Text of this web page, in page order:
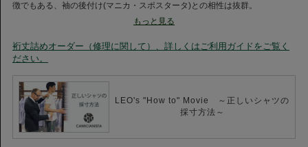
徴でもある、袖の後付け(マニカ・スポスタータ)との相性は抜群。
非常に快適な着心地を実現しました。
復元性も高く、長期間にわたり適度な伸縮性を保つことができます。
もっと見る
裄丈詰めオーダー（修理に関して）、詳しくはご利用ガイドをご覧く
ださい。
LEO's "How to" Movie ～正しいシャツの
採寸方法～